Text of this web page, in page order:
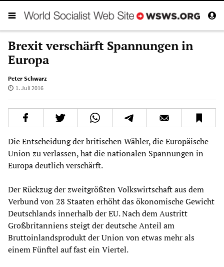
Brexit verschärft Spannungen in
Europa
Peter Schwarz
1. Juli 2016
Die Entscheidung der britischen Wähler, die Europäische
Union zu verlassen, hat die nationalen Spannungen in
Europa deutlich verschärft.
Der Rückzug der zweitgrößten Volkswirtschaft aus dem
Verbund von 28 Staaten erhöht das ökonomische Gewicht
Deutschlands innerhalb der EU. Nach dem Austritt
Großbritanniens steigt der deutsche Anteil am
Bruttoinlandsprodukt der Union von etwas mehr als
einem Fünftel auf fast ein Viertel.